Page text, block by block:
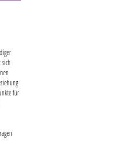
für